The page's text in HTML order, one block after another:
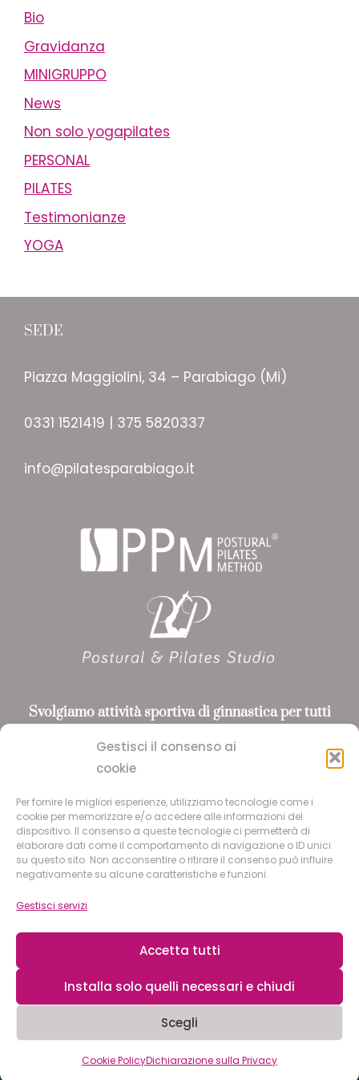
Gestisci il consenso ai
cookie
Per fornire le migliori esperienze, utilizziamo tecnologie come i
cookie per memorizzare e/o accedere alle informazioni del
dispositivo. Il consenso a queste tecnologie ci permetterà di
elaborare dati come il comportamento di navigazione o ID unici
su questo sito. Non acconsentire o ritirare il consenso può influire
negativamente su alcune caratteristiche e funzioni.
Gestisci servizi
Accetta tutti
Installa solo quelli necessari e chiudi
Scegli
Cookie PolicyDichiarazione sulla Privacy
Bio
Gravidanza
MINIGRUPPO
News
Non solo yogapilates
PERSONAL
PILATES
Testimonianze
YOGA
SEDE
Piazza Maggiolini, 34 – Parabiago (Mi)
0331 1521419 | 375 5820337
info@pilatesparabiago.it
Svolgiamo attività sportiva di ginnastica per tutti
Pilates e Yoga
SEGUICI
Facebook
Piazza Maggiolini, 34, 20015 Parabiago (MI) | C.F.
10382450962 | affiliazione ASI LOM-MI1256
Dichiarazione sulla Privacy